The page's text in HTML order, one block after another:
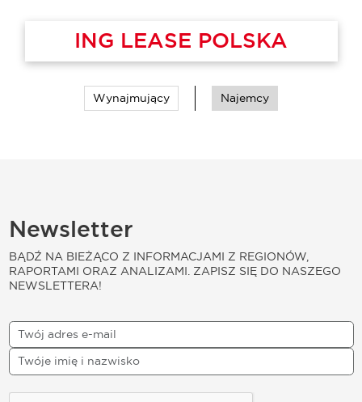
ING LEASE POLSKA
Wynajmujący Najemcy
Newsletter
BĄDŹ NA BIEŻĄCO Z INFORMACJAMI Z REGIONÓW,
RAPORTAMI ORAZ ANALIZAMI. ZAPISZ SIĘ DO NASZEGO
NEWSLETTERA!